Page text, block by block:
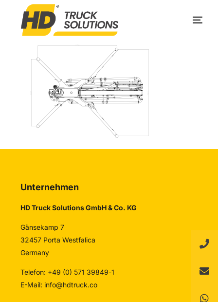
Unternehmen
HD Truck Solutions GmbH & Co. KG
Gänsekamp 7
32457 Porta Westfalica
Germany
Telefon: +49 (0) 571 39849-1
E-Mail: info@hdtruck.co
Produkte
Unternehmen
Kontakt